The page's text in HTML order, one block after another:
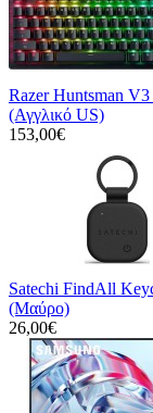
Razer Huntsman
(Αγγλικό US)
153,00€
Satechi FindAll
(Μαύρο)
26,00€